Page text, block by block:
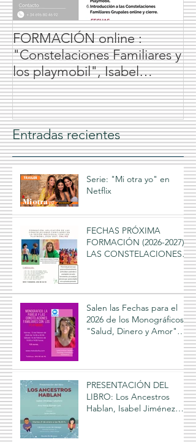
FORMACIÓN online :
"Constelaciones Familiares y
los playmobil", Isabel
Jiménez Caballero, 2024
Entradas recientes
Serie: "Mi otra yo" en
Netflix
FECHAS PRÓXIMA
FORMACIÓN (2026-2027),
LAS CONSTELACIONES
Salen las Fechas para el
2026 de los Monográficos:
"Salud, Dinero y Amor"
PRESENTACIÓN DEL
LIBRO: Los Ancestros
Hablan, Isabel Jiménez
Caballero, Ana Román Leo